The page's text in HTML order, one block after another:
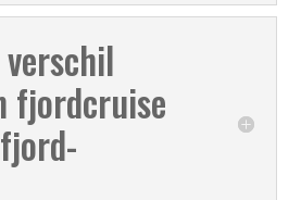
fjordcruise